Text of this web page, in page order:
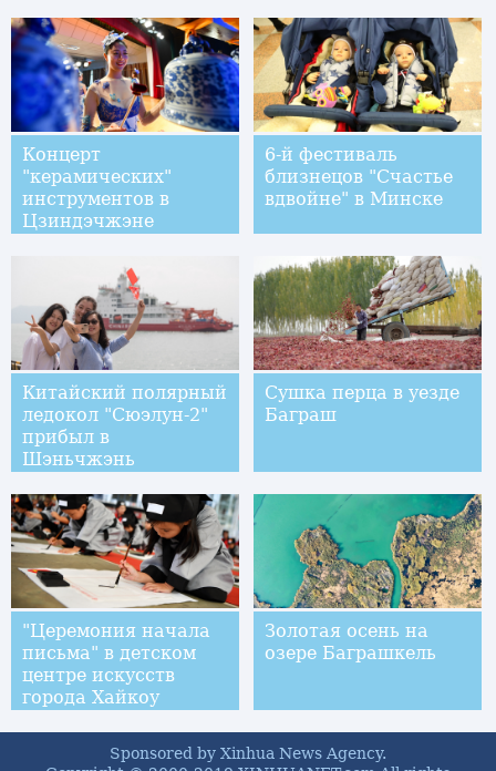
Концерт
"керамических"
инструментов в
Цзиндэчжэне
6-й фестиваль
близнецов "Счастье
вдвойне" в Минске
Китайский полярный
ледокол "Сюэлун-2"
прибыл в
Шэньчжэнь
Сушка перца в уезде
Баграш
"Церемония начала
письма" в детском
центре искусств
города Хайкоу
Золотая осень на
озере Баграшкель
Sponsored by Xinhua News Agency.